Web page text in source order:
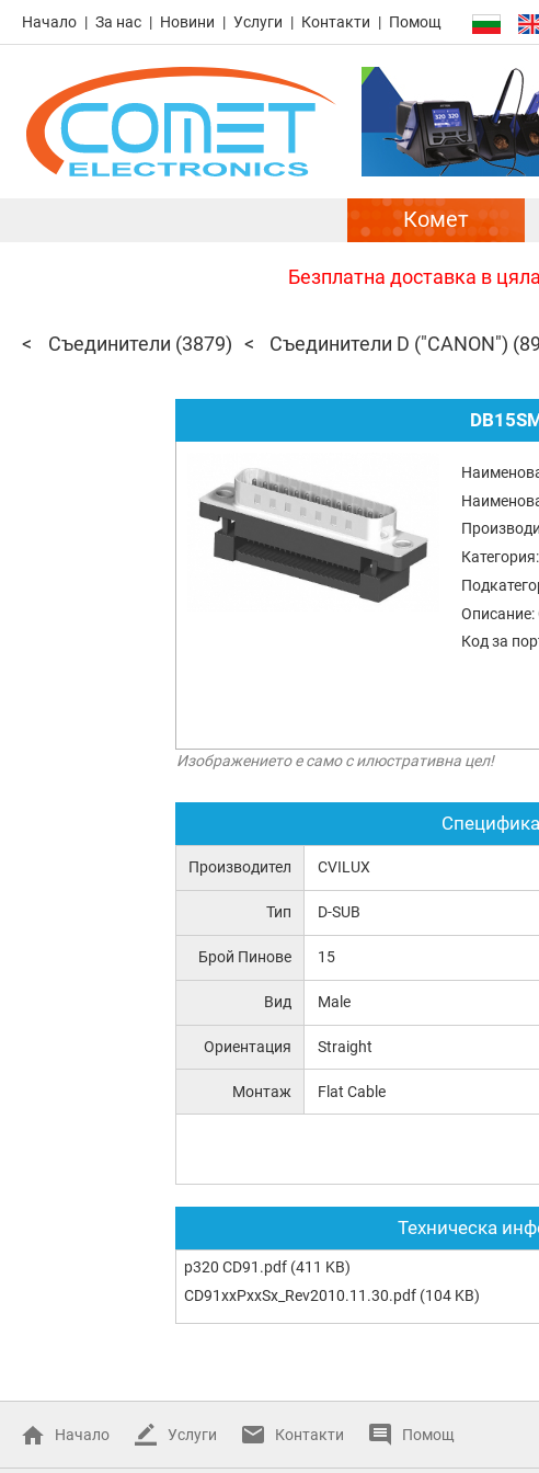
Начало За нас Новини Услуги Контакти Помощ
Комет
Безплатна доставка в
Съединители (3879) Съединители D ("CANON")
Категория:
Описание:
Код за
Изображението е само с илюстративна цел!
Производител CVILUX
Тип D-SUB
Брой Пинове 15
Вид Male
Ориентация Straight
Монтаж Flat Cable
Техническа
p320 CD91.pdf (411 KB)
CD91xxPxxSx_Rev2010.11.30.pdf (104 KB)
Начало Услуги Контакти Помощ